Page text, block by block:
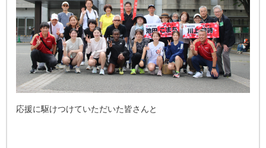
応援に駆けつけていただいた皆さんと